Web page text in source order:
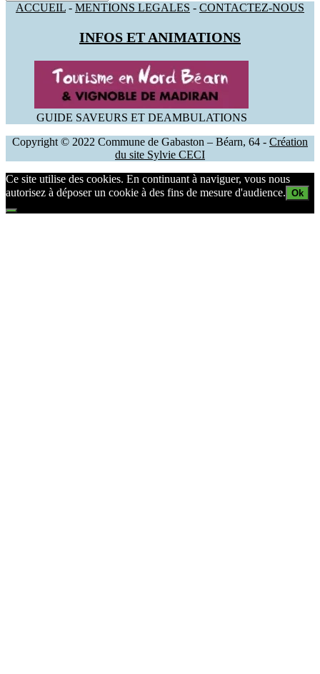
ACCUEIL - MENTIONS LEGALES - CONTACTEZ-NOUS
INFOS ET ANIMATIONS
GUIDE SAVEURS ET DEAMBULATIONS
Copyright © 2022 Commune de Gabaston – Béarn, 64 - Création
du site Sylvie CECI
Ce site utilise des cookies. En continuant à naviguer, vous nous
autorisez à déposer un cookie à des fins de mesure d'audience. Ok